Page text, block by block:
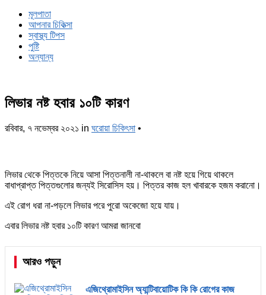
মূলপাতা
আপনার চিকিত্‍সা
স্বাস্থ্য টিপস
পুষ্টি
অন্যান্য
লিভার নষ্ট হবার ১০টি কারণ
রবিবার, ৭ নভেম্বর ২০২১ in ঘরোয়া চিকিৎসা •
লিভার থেকে পিত্তকে নিয়ে আসা পিত্তনালী না-থাকলে বা নষ্ট হয়ে গিয়ে থাকলে
বাধাপ্রাপ্ত পিত্তগুলোর জন্যই সিরোসিস হয়। পিত্তর কাজ হল খাবারকে হজম করানো।
এই রোগ ধরা না-পড়লে লিভার পরে পুরো অকেজো হয়ে যায়।
এবার লিভার নষ্ট হবার ১০টি কারণ আমরা জানবো
আরও পড়ুন
এজিথ্রোমাইসিন অ্যান্টিবায়োটিক কি কি রোগের কাজ